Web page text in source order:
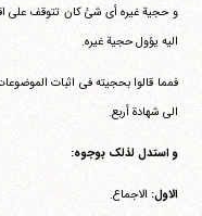
و حجیة غیره أی شئ کان تتوقف علی
الیه یؤول حجیة غیره.
فمما قالوا بحجیته فی اثبات
الی شهادة أربع.
و استدل لذلک بوجوه:
الاول: الاجماع.